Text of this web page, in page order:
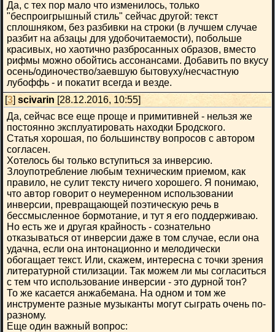
Да, с тех пор мало что изменилось, только
"беспроигрышный стиль" сейчас другой: текст
сплошняком, без разбивки на строки (в лучшем случае
разбит на абзацы для удобочитаемости), побольше
красивых, но хаотично разбросанных образов, вместо
рифмы можно обойтись ассонансами. Добавить по вкусу
осень/одиночество/заевшую бытовуху/несчастную
лубоффь - и покатит всегда и везде.
[3] scivarin [28.12.2016, 10:55]
Да, сейчас все еще проще и примитивней - нельзя же
постоянно эксплуатировать находки Бродского.
Статья хорошая, по большинству вопросов с автором
согласен.
Хотелось бы только вступиться за инверсию.
Злоупотребление любым техническим приемом, как
правило, не сулит тексту ничего хорошего. Я понимаю,
что автор говорит о неумеренном использовании
инверсии, превращающей поэтическую речь в
бессмысленное бормотание, и тут я его поддерживаю.
Но есть же и другая крайность - сознательно
отказываться от инверсии даже в том случае, если она
удачна, если она интонационно и мелодически
обогащает текст. Или, скажем, интересна с точки зрения
литературной стилизации. Так можем ли мы согласиться
с тем что использование инверсии - это дурной тон?
То же касается анжабемана. На одном и том же
инструменте разные музыканты могут сыграть очень по-
разному.
Еще один важный вопрос: